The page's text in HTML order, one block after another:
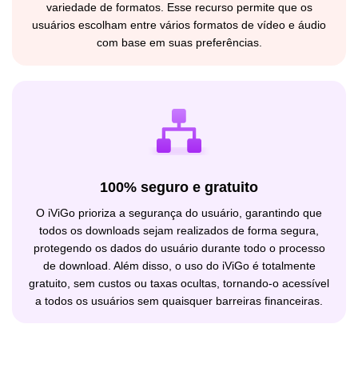
variedade de formatos. Esse recurso permite que os
usuários escolham entre vários formatos de vídeo e áudio
com base em suas preferências.
100% seguro e gratuito
O iViGo prioriza a segurança do usuário, garantindo que
todos os downloads sejam realizados de forma segura,
protegendo os dados do usuário durante todo o processo
de download. Além disso, o uso do iViGo é totalmente
gratuito, sem custos ou taxas ocultas, tornando-o acessível
a todos os usuários sem quaisquer barreiras financeiras.